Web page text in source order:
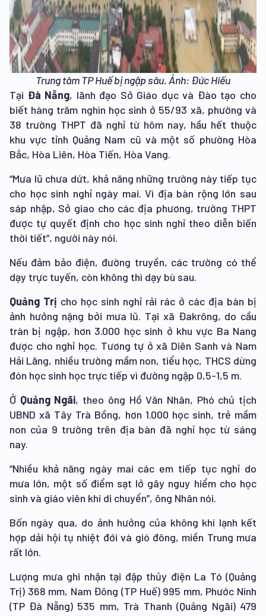
Trung tâm TP Huế bị ngập sâu. Ảnh: Đức Hiếu
Tại Đà Nẵng, lãnh đạo Sở Giáo dục và Đào tạo cho
biết hàng trăm nghìn học sinh ở 55/93 xã, phường và
38 trường THPT đã nghỉ từ hôm nay, hầu hết thuộc
khu vực tỉnh Quảng Nam cũ và một số phường Hòa
Bắc, Hòa Liên, Hòa Tiến, Hòa Vang.
“Mưa lũ chưa dứt, khả năng những trường này tiếp tục
cho học sinh nghỉ ngày mai. Vì địa bàn rộng lớn sau
sáp nhập, Sở giao cho các địa phương, trường THPT
được tự quyết định cho học sinh nghỉ theo diễn biến
thời tiết”, người này nói.
Nếu đảm bảo điện, đường truyền, các trường có thể
dạy trực tuyến, còn không thì dạy bù sau.
Quảng Trị cho học sinh nghỉ rải rác ở các địa bàn bị
ảnh hưởng nặng bởi mưa lũ. Tại xã Đakrông, do cầu
tràn bị ngập, hơn 3.000 học sinh ở khu vực Ba Nang
được cho nghỉ học. Tương tự ở xã Diên Sanh và Nam
Hải Lăng, nhiều trường mầm non, tiểu học, THCS dừng
đón học sinh học trực tiếp vì đường ngập 0,5-1,5 m.
Ở Quảng Ngãi, theo ông Hồ Văn Nhân, Phó chủ tịch
UBND xã Tây Trà Bồng, hơn 1.000 học sinh, trẻ mầm
non của 9 trường trên địa bàn đã nghỉ học từ sáng
nay.
“Nhiều khả năng ngày mai các em tiếp tục nghỉ do
mưa lớn, một số điểm sạt lở gây nguy hiểm cho học
sinh và giáo viên khi di chuyển”, ông Nhân nói.
Bốn ngày qua, do ảnh hưởng của không khí lạnh kết
hợp dải hội tụ nhiệt đới và gió đông, miền Trung mưa
rất lớn.
Lượng mưa ghi nhận tại đập thủy điện La Tó (Quảng
Trị) 368 mm, Nam Đông (TP Huế) 995 mm, Phước Ninh
(TP Đà Nẵng) 535 mm, Trà Thanh (Quảng Ngãi) 479